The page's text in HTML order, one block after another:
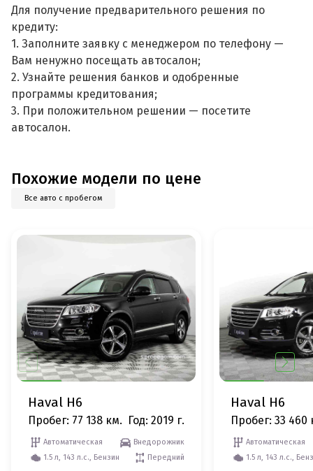
Для получение предварительного решения по
кредиту:
1. Заполните заявку с менеджером по телефону —
Вам ненужно посещать автосалон;
2. Узнайте решения банков и одобренные
программы кредитования;
3. При положительном решении — посетите
автосалон.
Похожие модели по цене
Все авто с пробегом
Haval H6
Пробег: 77 138 км. Год: 2019 г.
Автоматическая
Внедорожник
1.5 л, 143 л.с., Бензин
Передний
Haval H6
Пробег: 33 460
Автоматическая
1.5 л, 143 л.с.,